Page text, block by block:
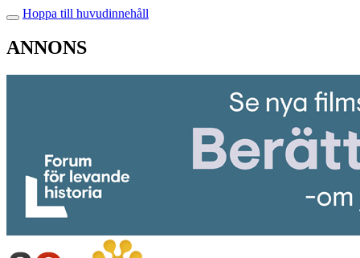
Hoppa till huvudinnehåll
ANNONS